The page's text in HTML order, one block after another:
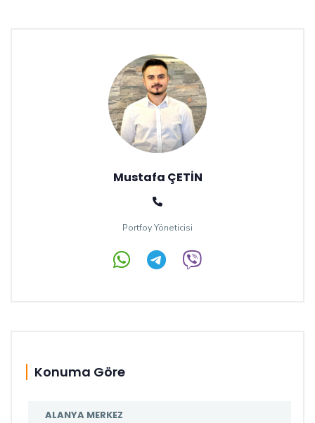
Mustafa ÇETİN
Portfoy Yöneticisi
Konuma Göre
ALANYA MERKEZ